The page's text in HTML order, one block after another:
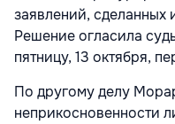
заявлений, сделанных
Решение огласила
пятницу, 13 октября,
По другому делу
неприкосновенности